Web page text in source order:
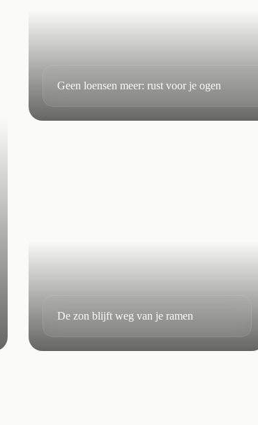
Geen loensen meer: rust voor je ogen
De zon blijft weg van je ramen